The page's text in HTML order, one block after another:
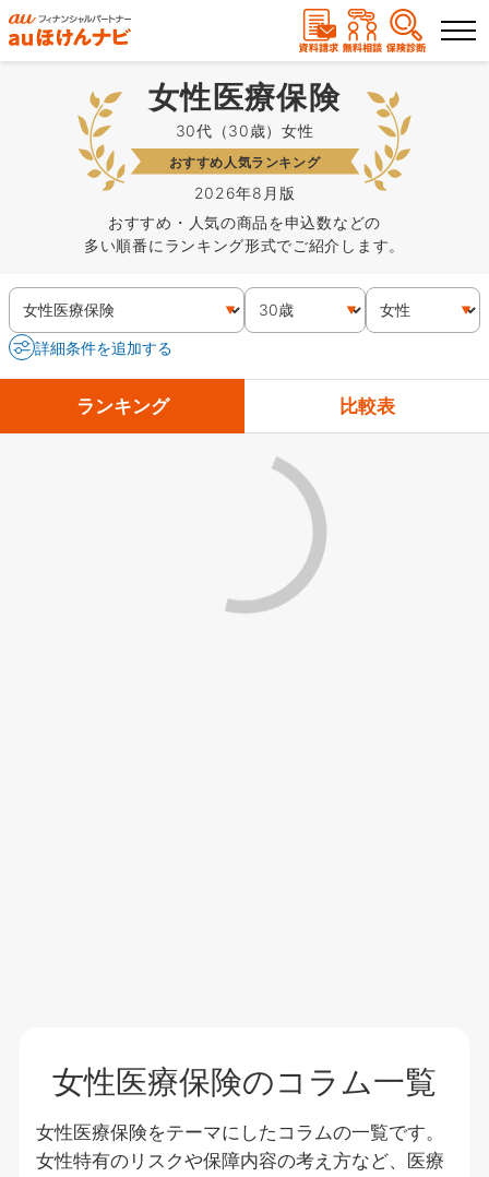
ランキングから選ぶ
保険を比較する
保険会社から探す
保険のコラムを読む
（無料） （無料）
2026年8月版
30代（30歳）女性
女性医療保険
おすすめ人気ランキング
おすすめ・人気の商品を申込数などの
多い順番にランキング形式でご紹介します。
詳細条件を追加する
ランキング 比較表
女性医療保険のコラム一覧
女性医療保険をテーマにしたコラムの一覧です。
女性特有のリスクや保障内容の考え方など、医療